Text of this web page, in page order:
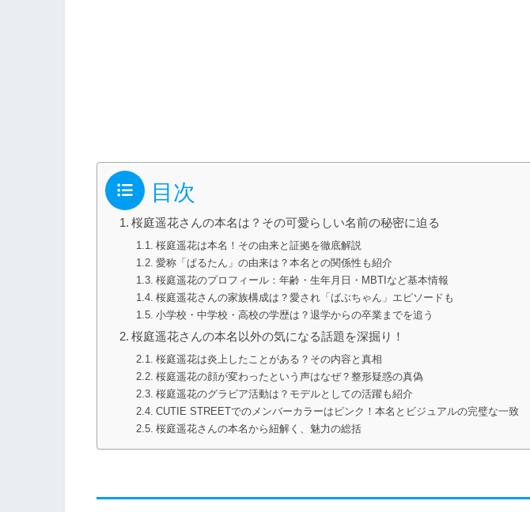
目次
桜庭遥花さんの本名は？その可愛らしい名前の秘密に迫る
桜庭遥花は本名！その由来と証拠を徹底解説
愛称「ぱるたん」の由来は？本名との関係性も紹介
桜庭遥花のプロフィール：年齢・生年月日・MBTIなど基本情報
桜庭遥花さんの家族構成は？愛され「ばぶちゃん」エピソードも
小学校・中学校・高校の学歴は？退学からの卒業までを追う
桜庭遥花さんの本名以外の気になる話題を深掘り！
桜庭遥花は炎上したことがある？その内容と真相
桜庭遥花の顔が変わったという声はなぜ？整形疑惑の真偽
桜庭遥花のグラビア活動は？モデルとしての活躍も紹介
CUTIE STREETでのメンバーカラーはピンク！本名とビジュアルの完璧な一致
桜庭遥花さんの本名から紐解く、魅力の総括